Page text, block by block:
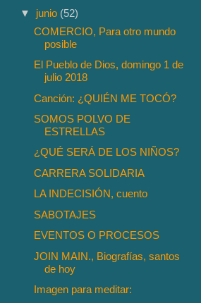
▼ junio (52)
COMERCIO, Para otro mundo
posible
El Pueblo de Dios, domingo 1 de
julio 2018
Canción: ¿QUIÉN ME TOCÓ?
SOMOS POLVO DE
ESTRELLAS
¿QUÉ SERÁ DE LOS NIÑOS?
CARRERA SOLIDARIA
LA INDECISIÓN, cuento
SABOTAJES
EVENTOS O PROCESOS
JOIN MAIN., Biografías, santos
de hoy
Imagen para meditar: